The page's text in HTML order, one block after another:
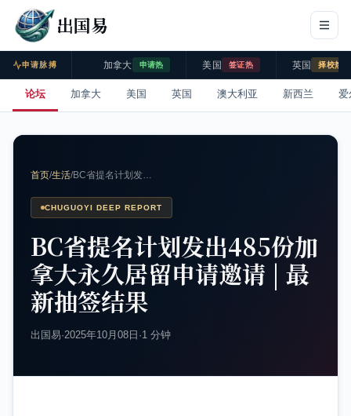
出国易
申请脉搏 加拿大 申请热 美国 签证热 英国 择校热
论坛 加拿大 美国 英国 澳大利亚 新西兰 爱
首页/生活/BC省提名计划发…
CHUGUOYI DEEP REPORT
BC省提名计划发出485份加
拿大永久居留申请邀请 | 最
新抽签结果
出国易·2025年10月08日 ·1 分钟